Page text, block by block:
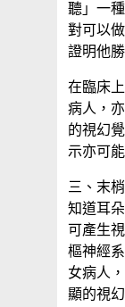
聽」一
對可以
證明他
在臨床
病人，
的視幻
示亦可
三、末
知道耳
可產生
樞神經
女病人
顯的視